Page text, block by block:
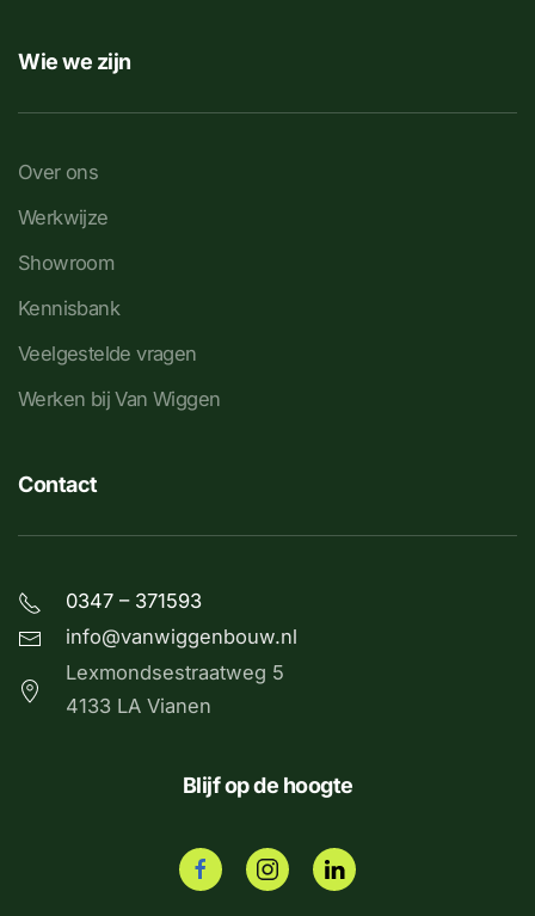
Wie we zijn
Over ons
Werkwijze
Showroom
Kennisbank
Veelgestelde vragen
Werken bij Van Wiggen
Contact
0347 – 371593
info@vanwiggenbouw.nl
Lexmondsestraatweg 5
4133 LA Vianen
Blijf op de hoogte